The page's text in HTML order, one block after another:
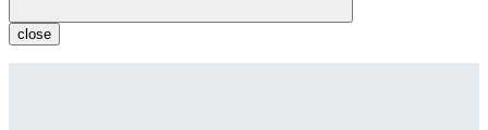
close